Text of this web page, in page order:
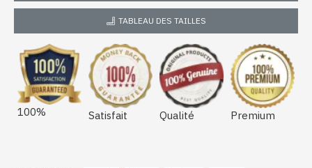
TABLEAU DES TAILLES
100% Satisfait Qualité Premium